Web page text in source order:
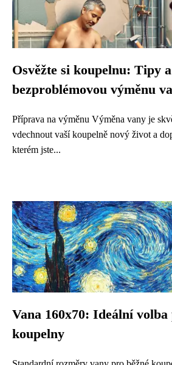
Osvěžte si koupelnu: Tipy
bezproblémovou výměnu
Příprava na výměnu Výměna vany je
vdechnout vaší koupelně nový život a
kterém jste...
Vana 160x70: Ideální volba
koupelny